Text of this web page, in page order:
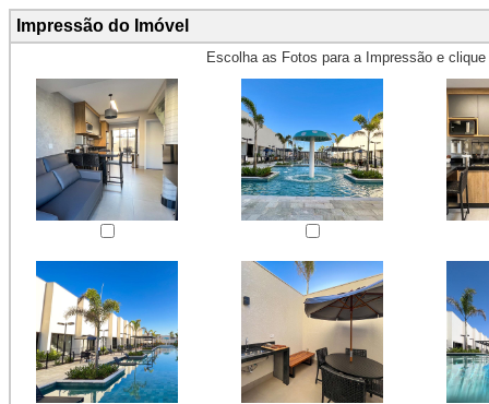
Impressão do Imóvel
Escolha as Fotos para a Impressão e clique